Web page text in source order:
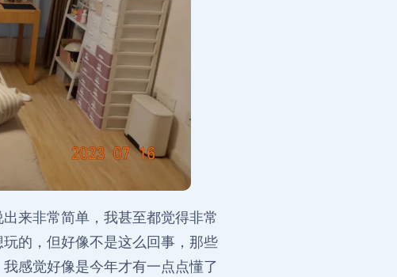
来非常简单，我甚至都觉得非常
的，但好像不是这么回事，那些
感觉好像是今年才有一点点懂了